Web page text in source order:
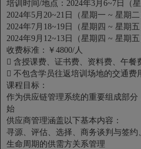
培训时间/地点：2024年3月6~7日（
2024年5月20~21日（星期一 ~ 星期
2024年7月18~19日（星期四 ~ 星期
2024年9月12~13日（星期四 ~ 星期
收费标准：￥4800/人
 含授课费、证书费、资料费、午餐
 不包含学员往返培训场地的交通费
课程目标：
作为供应链管理系统的重要组成部
始
供应商管理涵盖以下基本内容：
寻源、评估、选择、商务谈判与签
生命周期的供需方关系管理